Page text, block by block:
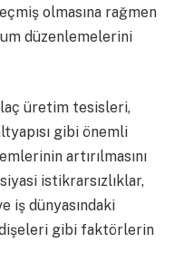
olmasına rağmen
düzenlemelerini
üretim tesisleri,
gibi önemli
artırılmasını
istikrarsızlıklar,
iş dünyasındaki
gibi faktörlerin